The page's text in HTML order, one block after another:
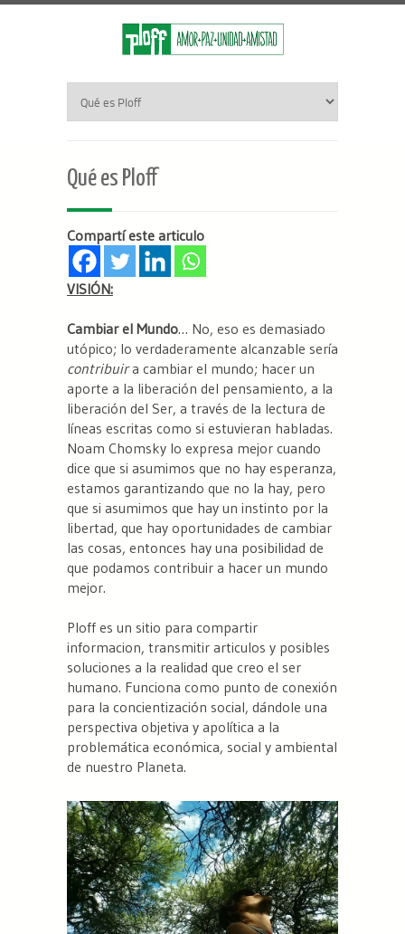
Qué es Ploff
Compartí este articulo
VISIÓN:
Cambiar el Mundo… No, eso es demasiado
utópico; lo verdaderamente alcanzable sería
contribuira cambiar el mundo; hacer un
aporte a la liberación del pensamiento, a la
liberación del Ser, a través de la lectura de
líneas escritas como si estuvieran habladas.
Noam Chomsky lo expresa mejor cuando
dice que si asumimos que no hay esperanza,
estamos garantizando que no la hay, pero
que si asumimos que hay un instinto por la
libertad, que hay oportunidades de cambiar
las cosas, entonces hay una posibilidad de
que podamos contribuir a hacer un mundo
mejor.
Ploff es un sitio para compartir
informacion, transmitir articulos y posibles
soluciones a la realidad que creo el ser
humano. Funciona como punto de conexión
para la concientización social, dándole una
perspectiva objetiva y apolítica a la
problemática económica, social y ambiental
de nuestro Planeta.